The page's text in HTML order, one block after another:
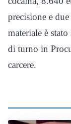
precisione e
materiale è
di turno in
carcere.